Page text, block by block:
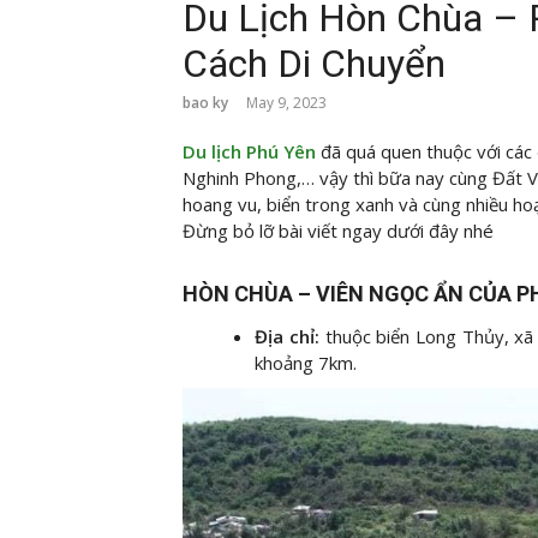
Du Lịch Hòn Chùa –
Cách Di Chuyển
bao ky May 9, 2023
Du lịch Phú Yên đã quá quen thuộc với
Nghinh Phong,… vậy thì bữa nay cùng Đất
hoang vu, biển trong xanh và cùng nhiều
Đừng bỏ lỡ bài viết ngay dưới đây nhé
HÒN CHÙA – VIÊN NGỌC ẨN CỦA
Địa chỉ: thuộc biển Long Thủy,
khoảng 7km.